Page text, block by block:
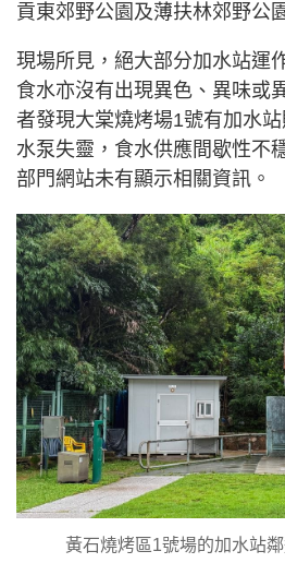
貢東郊野公園及薄扶林郊野公
現場所見，絕大部分加水站運
食水亦沒有出現異色、異味或
者發現大棠燒烤場1號有加水
水泵失靈，食水供應間歇性不
部門網站未有顯示相關資訊。
黃石燒烤區1號場的加水站